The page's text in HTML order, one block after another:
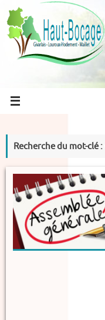
Passer
au
contenu
Recherche du mot-clé :